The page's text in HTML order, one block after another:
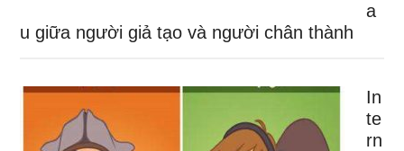
a
u giữa người giả tạo và người chân thành
In
te
rn